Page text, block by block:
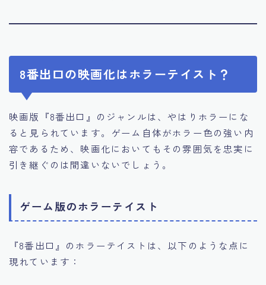
8番出口の映画化はホラーテイスト？
映画版『8番出口』のジャンルは、やはりホラーにな
ると見られています。ゲーム自体がホラー色の強い内
容であるため、映画化においてもその雰囲気を忠実に
引き継ぐのは間違いないでしょう。
ゲーム版のホラーテイスト
『8番出口』のホラーテイストは、以下のような点に
現れています：